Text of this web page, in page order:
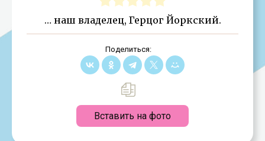
… наш владелец, Герцог Йоркский.
Поделиться:
Вставить на фото